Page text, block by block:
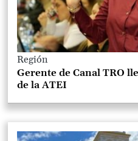
Región
Gerente de Canal TRO
de la ATEI